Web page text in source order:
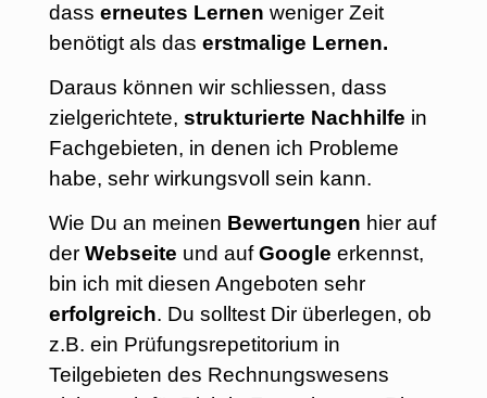
dass erneutes Lernen weniger Zeit
benötigt als das erstmalige Lernen.
Daraus können wir schliessen, dass
zielgerichtete, strukturierte Nachhilfe in
Fachgebieten, in denen ich Probleme
habe, sehr wirkungsvoll sein kann.
Wie Du an meinen Bewertungen hier auf
der Webseite und aufGoogle erkennst,
bin ich mit diesen Angeboten sehr
erfolgreich. Du solltest Dir überlegen, ob
z.B. ein Prüfungsrepetitorium in
Teilgebieten des Rechnungswesens